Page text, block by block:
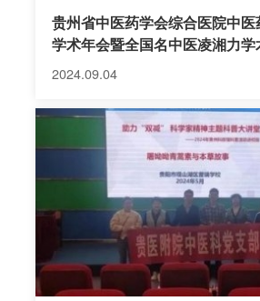
贵州省中医药学会综合医院中
学术年会暨全国名中医凌湘力
传承培训班举行
2024.09.04